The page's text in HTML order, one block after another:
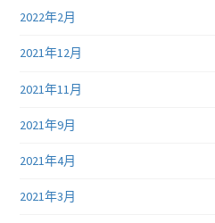
2022年2月
2021年12月
2021年11月
2021年9月
2021年4月
2021年3月